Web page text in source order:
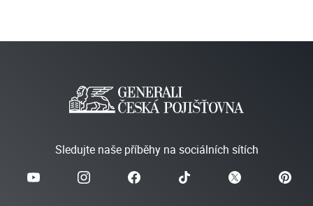
Sledujte naše příběhy na sociálních sítích